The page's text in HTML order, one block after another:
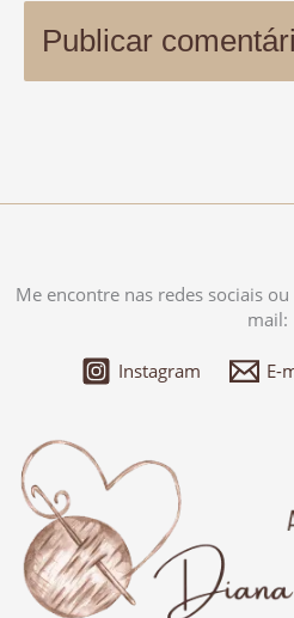
Me encontre nas redes sociais
mail:
Instagram E-